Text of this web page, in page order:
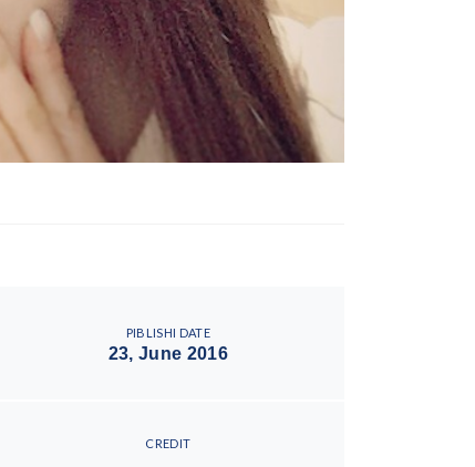
PIBLISHI DATE
23, June 2016
CREDIT